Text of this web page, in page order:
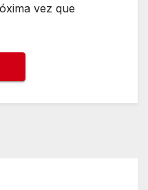
vez que